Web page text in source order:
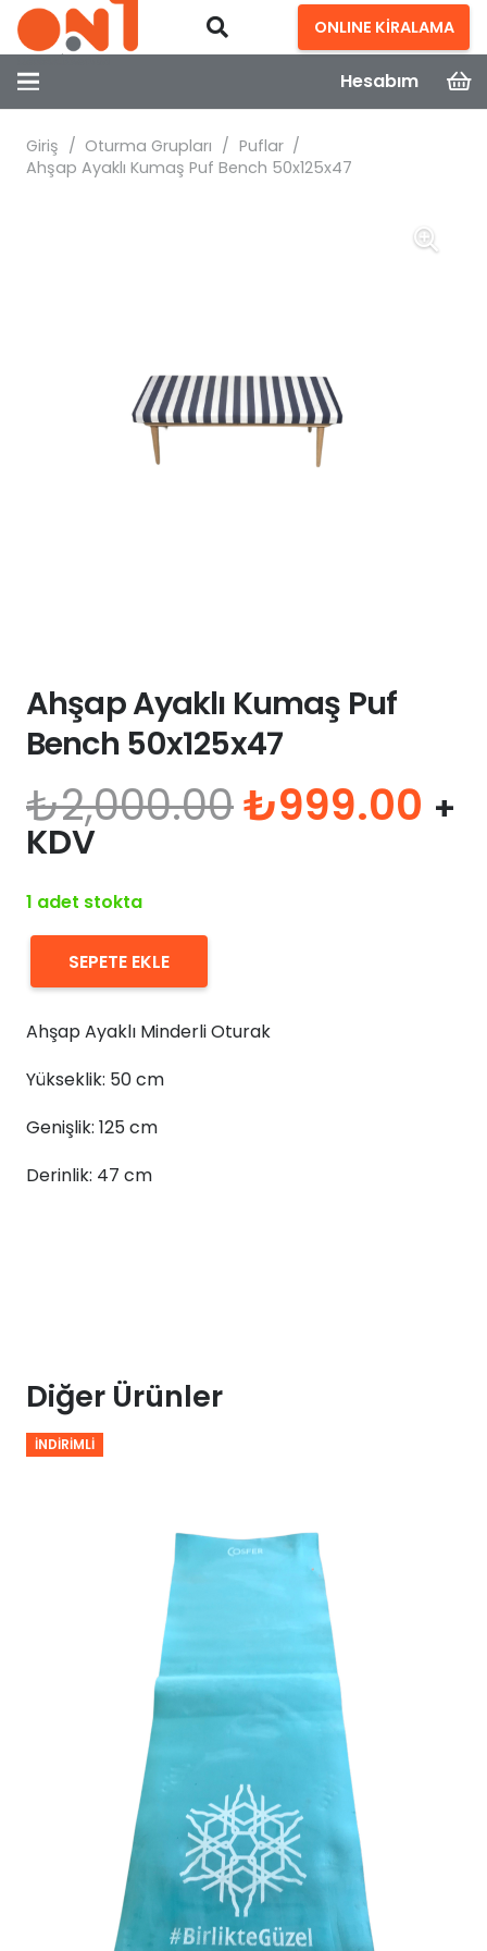
ONLINE KİRALAMA
Hesabım
Giriş / Oturma Grupları / Puflar /
Ahşap Ayaklı Kumaş Puf Bench 50x125x47
Ahşap Ayaklı Kumaş Puf
Bench 50x125x47
₺2,000.00Orijinal
fiyat:
₺999.00 Şu
+
KDV
1 adet stokta
Ahşap
Kumaş
Puf
50x125x47
SEPETE EKLE
Ahşap Ayaklı Minderli Oturak
Yükseklik: 50 cm
Genişlik: 125 cm
Derinlik: 47 cm
Diğer Ürünler
İNDIRIMLI